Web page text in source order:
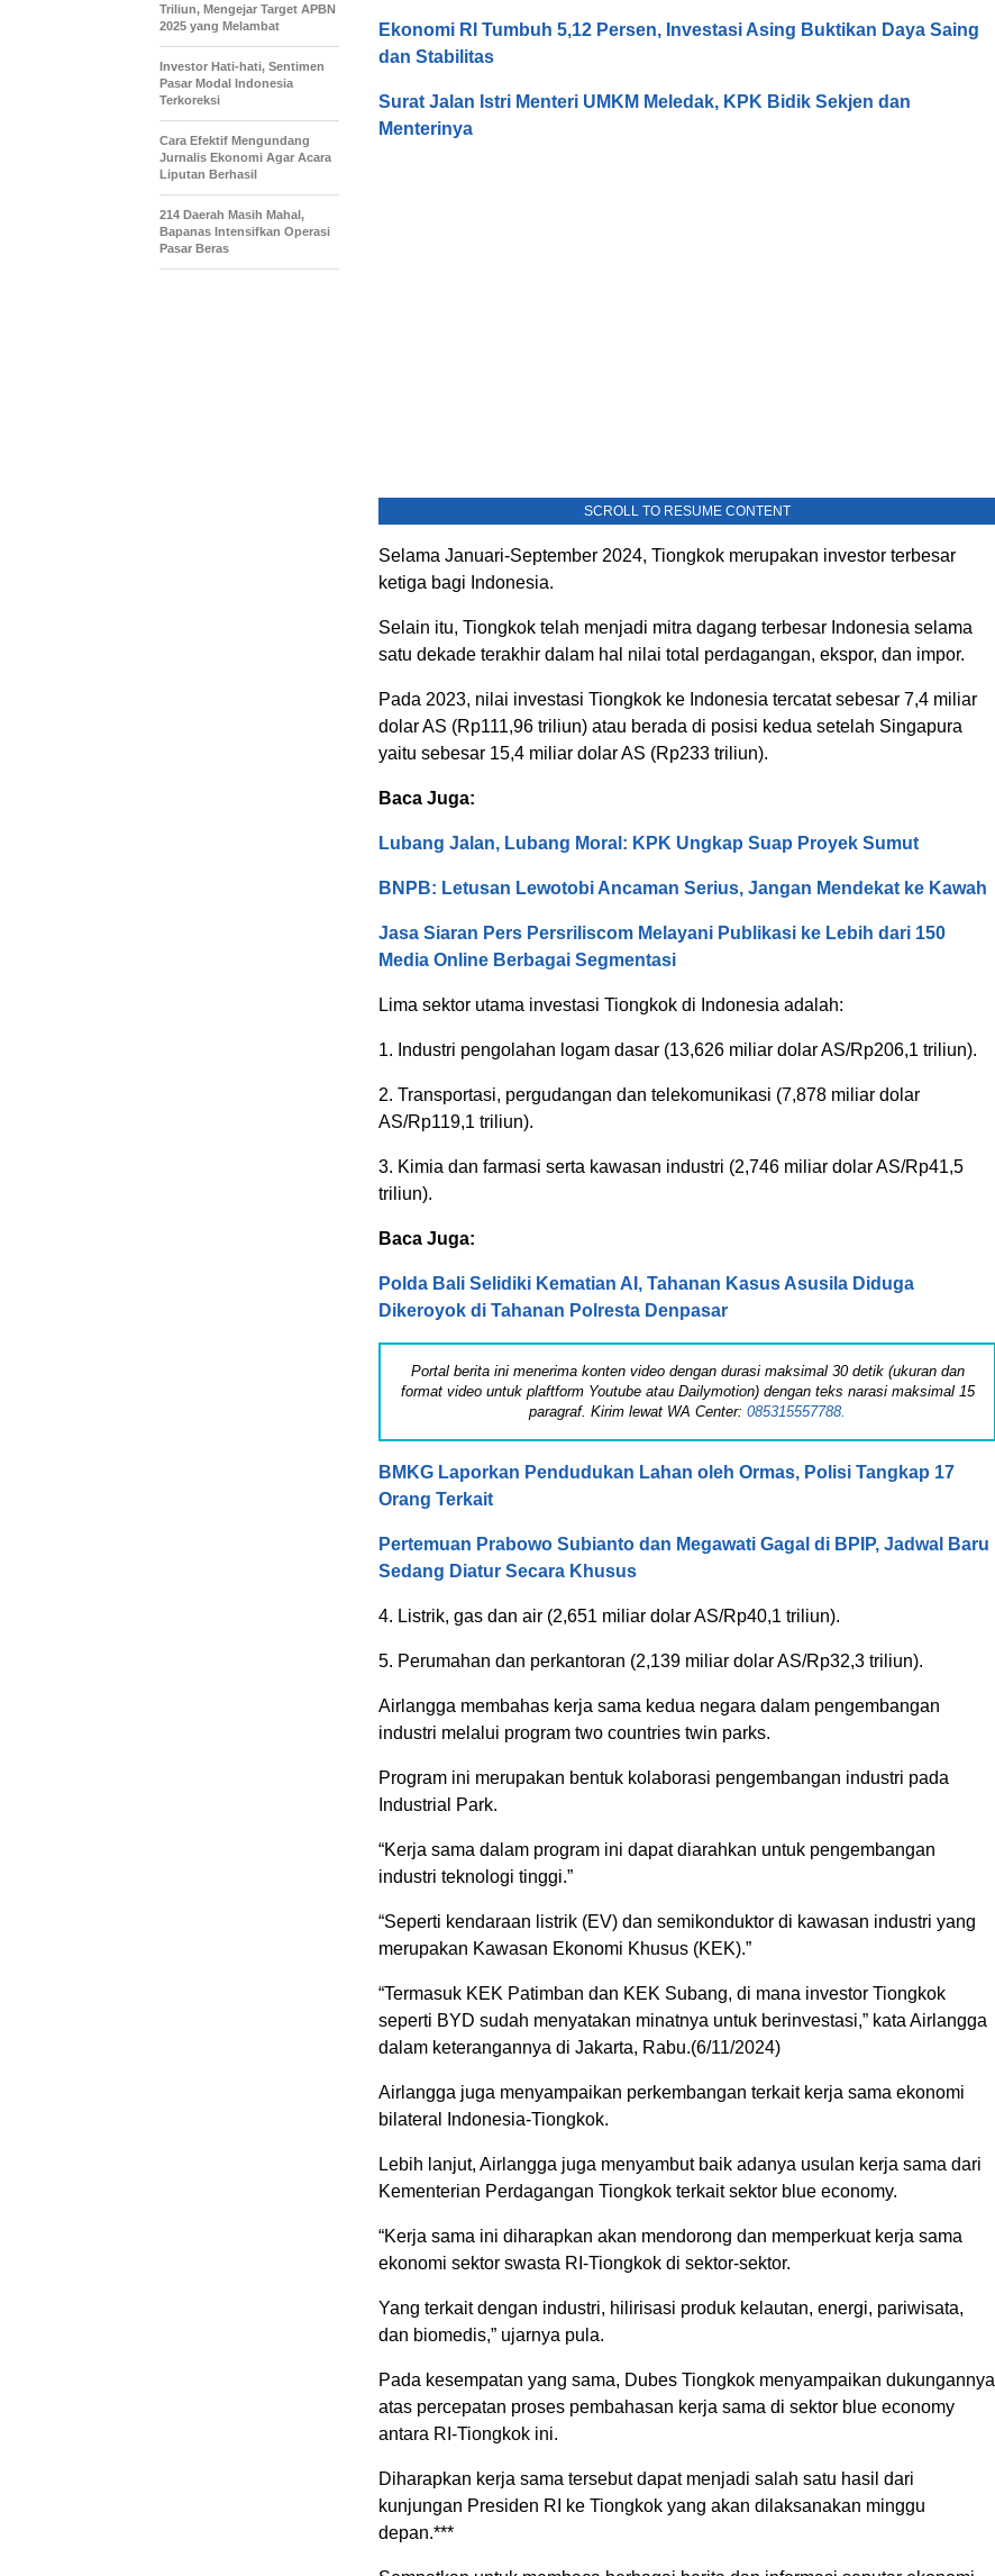
Ekonomi RI Tumbuh 5,12 Persen, Investasi Asing Buktikan Daya Saing
dan Stabilitas
Surat Jalan Istri Menteri UMKM Meledak, KPK Bidik Sekjen dan
Menterinya
SCROLL TO RESUME CONTENT
Selama Januari-September 2024, Tiongkok merupakan investor terbesar
ketiga bagi Indonesia.
Selain itu, Tiongkok telah menjadi mitra dagang terbesar Indonesia selama
satu dekade terakhir dalam hal nilai total perdagangan, ekspor, dan impor.
Pada 2023, nilai investasi Tiongkok ke Indonesia tercatat sebesar 7,4 miliar
dolar AS (Rp111,96 triliun) atau berada di posisi kedua setelah Singapura
yaitu sebesar 15,4 miliar dolar AS (Rp233 triliun).
Baca Juga:
Lubang Jalan, Lubang Moral: KPK Ungkap Suap Proyek Sumut
BNPB: Letusan Lewotobi Ancaman Serius, Jangan Mendekat ke Kawah
Jasa Siaran Pers Persriliscom Melayani Publikasi ke Lebih dari 150
Media Online Berbagai Segmentasi
Lima sektor utama investasi Tiongkok di Indonesia adalah:
1. Industri pengolahan logam dasar (13,626 miliar dolar AS/Rp206,1 triliun).
2. Transportasi, pergudangan dan telekomunikasi (7,878 miliar dolar
AS/Rp119,1 triliun).
3. Kimia dan farmasi serta kawasan industri (2,746 miliar dolar AS/Rp41,5
triliun).
Baca Juga:
Polda Bali Selidiki Kematian AI, Tahanan Kasus Asusila Diduga
Dikeroyok di Tahanan Polresta Denpasar
Portal berita ini menerima konten video dengan durasi maksimal 30 detik (ukuran dan
format video untuk plaftform Youtube atau Dailymotion) dengan teks narasi maksimal 15
paragraf. Kirim lewat WA Center: 085315557788.
BMKG Laporkan Pendudukan Lahan oleh Ormas, Polisi Tangkap 17
Orang Terkait
Pertemuan Prabowo Subianto dan Megawati Gagal di BPIP, Jadwal Baru
Sedang Diatur Secara Khusus
4. Listrik, gas dan air (2,651 miliar dolar AS/Rp40,1 triliun).
5. Perumahan dan perkantoran (2,139 miliar dolar AS/Rp32,3 triliun).
Airlangga membahas kerja sama kedua negara dalam pengembangan
industri melalui program two countries twin parks.
Program ini merupakan bentuk kolaborasi pengembangan industri pada
Industrial Park.
“Kerja sama dalam program ini dapat diarahkan untuk pengembangan
industri teknologi tinggi.”
“Seperti kendaraan listrik (EV) dan semikonduktor di kawasan industri yang
merupakan Kawasan Ekonomi Khusus (KEK).”
“Termasuk KEK Patimban dan KEK Subang, di mana investor Tiongkok
seperti BYD sudah menyatakan minatnya untuk berinvestasi,” kata Airlangga
dalam keterangannya di Jakarta, Rabu.(6/11/2024)
Airlangga juga menyampaikan perkembangan terkait kerja sama ekonomi
bilateral Indonesia-Tiongkok.
Lebih lanjut, Airlangga juga menyambut baik adanya usulan kerja sama dari
Kementerian Perdagangan Tiongkok terkait sektor blue economy.
“Kerja sama ini diharapkan akan mendorong dan memperkuat kerja sama
ekonomi sektor swasta RI-Tiongkok di sektor-sektor.
Yang terkait dengan industri, hilirisasi produk kelautan, energi, pariwisata,
dan biomedis,” ujarnya pula.
Pada kesempatan yang sama, Dubes Tiongkok menyampaikan dukungannya
atas percepatan proses pembahasan kerja sama di sektor blue economy
antara RI-Tiongkok ini.
Diharapkan kerja sama tersebut dapat menjadi salah satu hasil dari
kunjungan Presiden RI ke Tiongkok yang akan dilaksanakan minggu
depan.***
Triliun, Mengejar Target APBN
2025 yang Melambat
Investor Hati-hati, Sentimen
Pasar Modal Indonesia
Terkoreksi
Cara Efektif Mengundang
Jurnalis Ekonomi Agar Acara
Liputan Berhasil
214 Daerah Masih Mahal,
Bapanas Intensifkan Operasi
Pasar Beras